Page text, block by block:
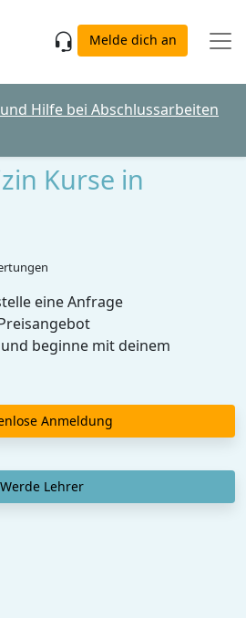
Melde dich an
Hilfe bei Abschlussarbeiten
Kurse in
eine Anfrage
beginne mit deinem
Anmeldung
Werde Lehrer